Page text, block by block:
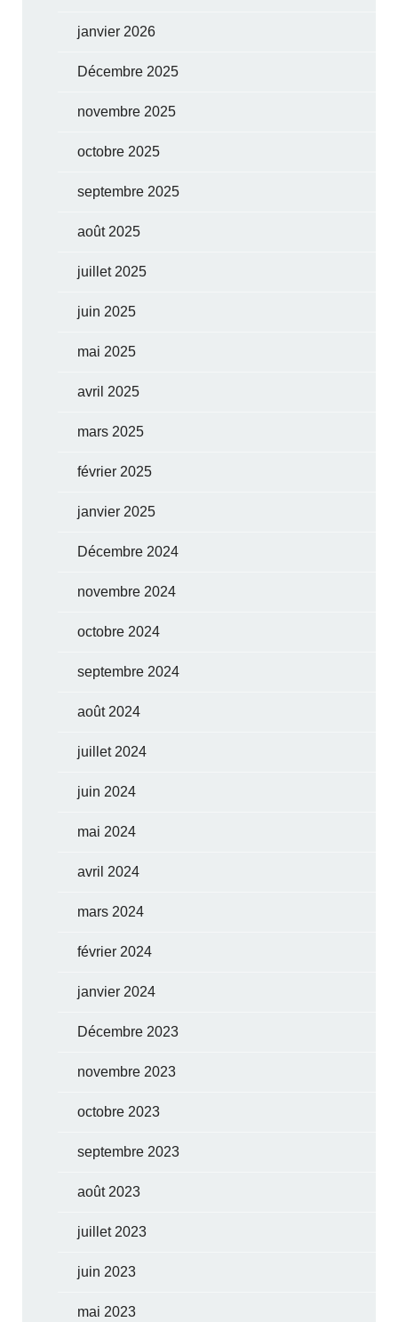
janvier 2026
Décembre 2025
novembre 2025
octobre 2025
septembre 2025
août 2025
juillet 2025
juin 2025
mai 2025
avril 2025
mars 2025
février 2025
janvier 2025
Décembre 2024
novembre 2024
octobre 2024
septembre 2024
août 2024
juillet 2024
juin 2024
mai 2024
avril 2024
mars 2024
février 2024
janvier 2024
Décembre 2023
novembre 2023
octobre 2023
septembre 2023
août 2023
juillet 2023
juin 2023
mai 2023